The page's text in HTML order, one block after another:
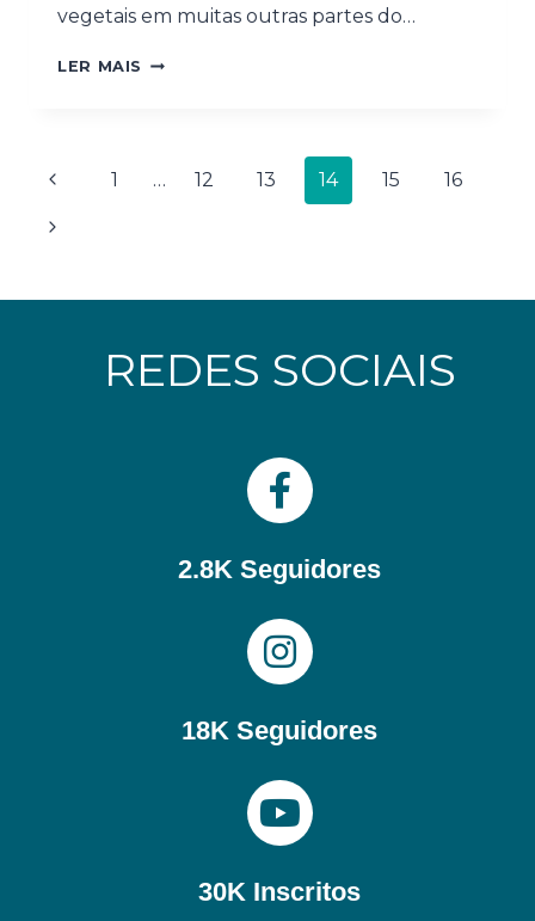
vegetais em muitas outras partes do…
LER MAIS
1 … 12 13 14 15 16
REDES SOCIAIS
2.8K Seguidores
18K Seguidores
30K Inscritos